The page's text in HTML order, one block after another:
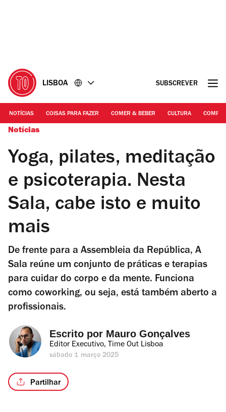
LISBOA SUBSCREVER
NOTÍCIAS COISAS PARA FAZER COMER & BEBER CULTURA
Notícias
Yoga, pilates, meditação
e psicoterapia. Nesta
Sala, cabe isto e muito
mais
De frente para a Assembleia da República, A
Sala reúne um conjunto de práticas e terapias
para cuidar do corpo e da mente. Funciona
como coworking, ou seja, está também aberto a
profissionais.
Escrito por Mauro Gonçalves
Editor Executivo, Time Out Lisboa
sábado 1 março 2025
Partilhar